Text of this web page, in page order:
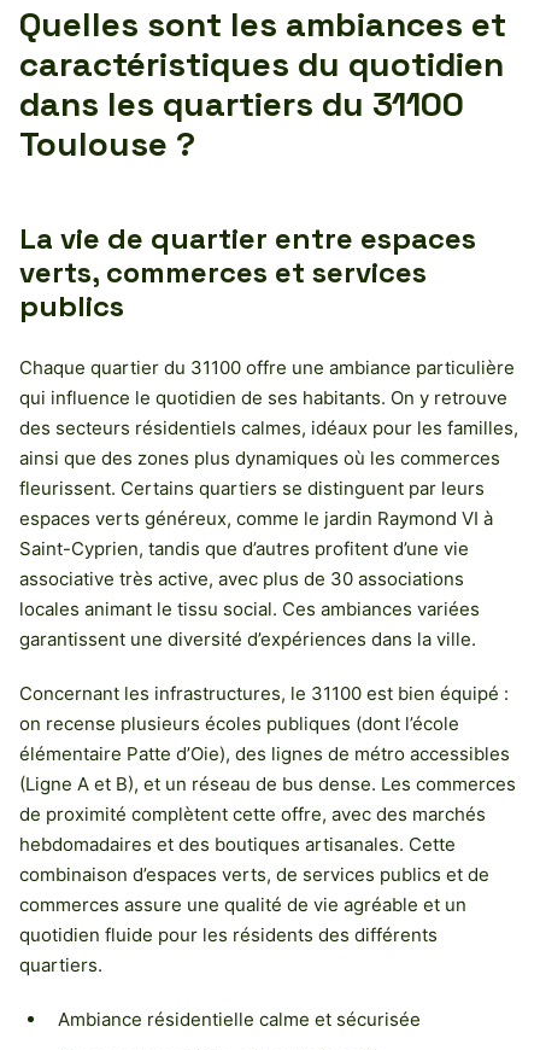
Quelles sont les ambiances et
caractéristiques du quotidien
dans les quartiers du 31100
Toulouse ?
La vie de quartier entre espaces
verts, commerces et services
publics
Chaque quartier du 31100 offre une ambiance particulière
qui influence le quotidien de ses habitants. On y retrouve
des secteurs résidentiels calmes, idéaux pour les familles,
ainsi que des zones plus dynamiques où les commerces
fleurissent. Certains quartiers se distinguent par leurs
espaces verts généreux, comme le jardin Raymond VI à
Saint-Cyprien, tandis que d’autres profitent d’une vie
associative très active, avec plus de 30 associations
locales animant le tissu social. Ces ambiances variées
garantissent une diversité d’expériences dans la ville.
Concernant les infrastructures, le 31100 est bien équipé :
on recense plusieurs écoles publiques (dont l’école
élémentaire Patte d’Oie), des lignes de métro accessibles
(Ligne A et B), et un réseau de bus dense. Les commerces
de proximité complètent cette offre, avec des marchés
hebdomadaires et des boutiques artisanales. Cette
combinaison d’espaces verts, de services publics et de
commerces assure une qualité de vie agréable et un
quotidien fluide pour les résidents des différents
quartiers.
Ambiance résidentielle calme et sécurisée